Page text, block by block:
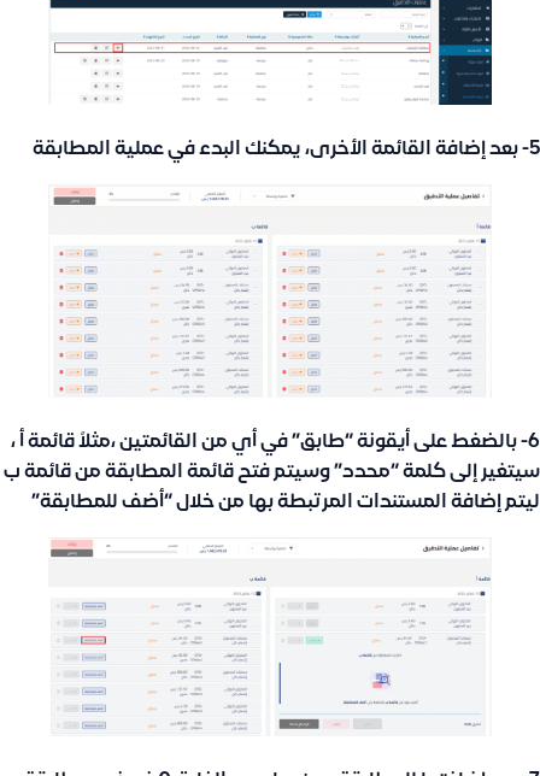
5- بعد إضافة القائمة الأخرى، يمكنك البدء في عملية المطابقة
6- بالضغط على أيقونة “طابق” في أي من القائمتين ،مثلاً قائمة أ ،
سيتغير إلى كلمة “محدد” وسيتم فتح قائمة المطابقة من قائمة ب
ليتم إضافة المستندات المرتبطة بها من خلال “أضف للمطابقة”